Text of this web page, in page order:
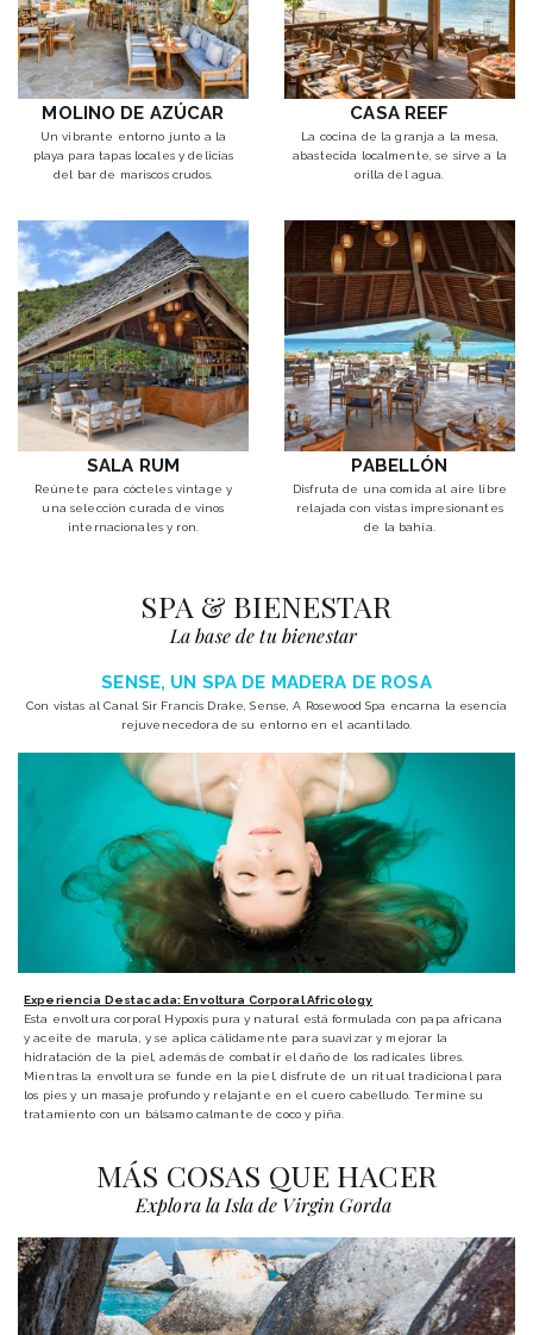
MOLINO DE AZÚCAR
Un vibrante entorno junto a la
playa para tapas locales y delicias
del bar de mariscos crudos.
CASA REEF
La cocina de la granja a la mesa,
abastecida localmente, se sirve a la
orilla del agua.
SALA RUM
Reúnete para cócteles vintage y
una selección curada de vinos
internacionales y ron.
PABELLÓN
Disfruta de una comida al aire libre
relajada con vistas impresionantes
de la bahía.
SPA & BIENESTAR
La base de tu bienestar
SENSE, UN SPA DE MADERA DE ROSA
Con vistas al Canal Sir Francis Drake, Sense, A Rosewood Spa encarna la esencia
rejuvenecedora de su entorno en el acantilado.
Experiencia Destacada: Envoltura Corporal Africology
Esta envoltura corporal Hypoxis pura y natural está formulada con papa africana
y aceite de marula, y se aplica cálidamente para suavizar y mejorar la
hidratación de la piel, además de combatir el daño de los radicales libres.
Mientras la envoltura se funde en la piel, disfrute de un ritual tradicional para
los pies y un masaje profundo y relajante en el cuero cabelludo. Termine su
tratamiento con un bálsamo calmante de coco y piña.
MÁS COSAS QUE HACER
Explora la Isla de Virgin Gorda